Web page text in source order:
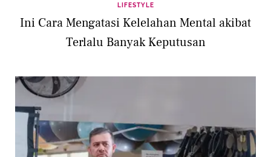
LIFESTYLE
Ini Cara Mengatasi Kelelahan Mental akibat
Terlalu Banyak Keputusan